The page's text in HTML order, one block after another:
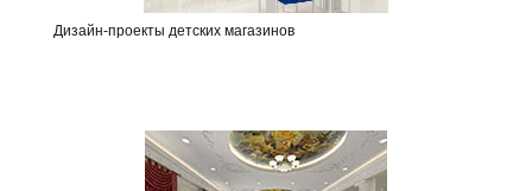
Дизайн-проекты детских магазинов